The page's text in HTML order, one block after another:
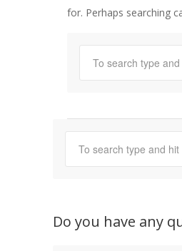
for. Perhaps searching
Do you have any